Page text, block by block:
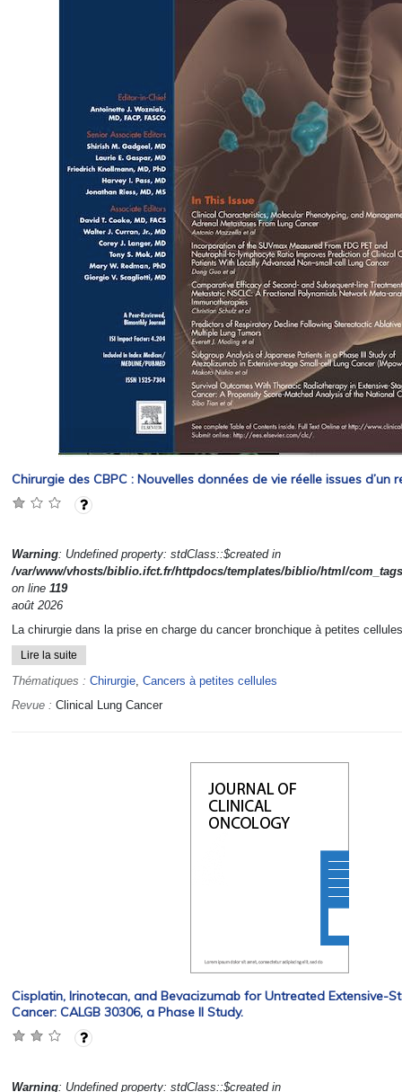
Chirurgie des CBPC : Nouvelles données de vie réelle issues d’un
Warning: Undefined property: stdClass::$created in
/var/www/vhosts/biblio.ifct.fr/httpdocs/templates/biblio/html/
on line 119
août 2026
La chirurgie dans la prise en charge du cancer bronchique à petites
Lire la suite
Thématiques : Chirurgie, Cancers à petites cellules
Revue : Clinical Lung Cancer
Cisplatin, Irinotecan, and Bevacizumab for Untreated Extensive-
Cancer: CALGB 30306, a Phase II Study.
Warning: Undefined property: stdClass::$created in